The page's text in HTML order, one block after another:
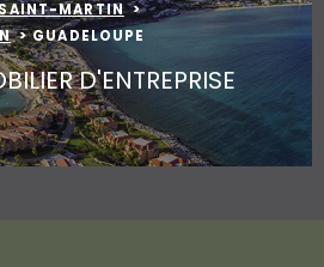
NOTRE
CONTACT
ESTIMATION
MARTIN
GUADELOUPE
D'ENTREPRISE